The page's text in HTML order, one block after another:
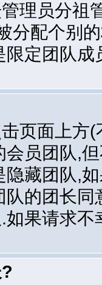
理员分祖
分配个别
限定团队
页面上方
员团队,
藏团队,
队的团长
果请求